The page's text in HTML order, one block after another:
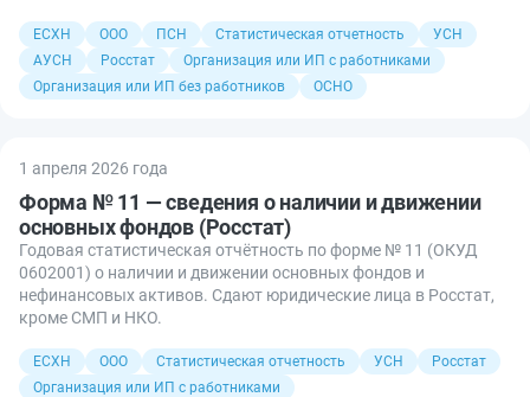
ЕСХН ООО ПСН Статистическая отчетность
УСН
АУСН
Росстат
Организация или ИП с работниками
Организация или ИП без работников
ОСНО
1 апреля 2026 года
Форма № 11 — сведения о наличии и движении
основных фондов (Росстат)
Годовая статистическая отчётность по форме № 11 (ОКУД
0602001) о наличии и движении основных фондов и
нефинансовых активов. Сдают юридические лица в Росстат,
кроме СМП и НКО.
ЕСХН ООО Статистическая отчетность УСН
Росстат
Организация или ИП с работниками